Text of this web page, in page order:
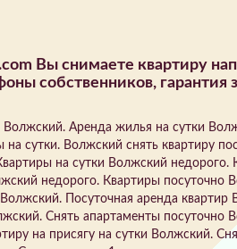
Вы снимаете квартиру
собственников,
Аренда жилья на сутки
на сутки. Волжский снять квартиру
на сутки Волжский
недорого. Квартиры
Посуточная аренда
Снять апартаменты
на присягу на сутки Волжский.